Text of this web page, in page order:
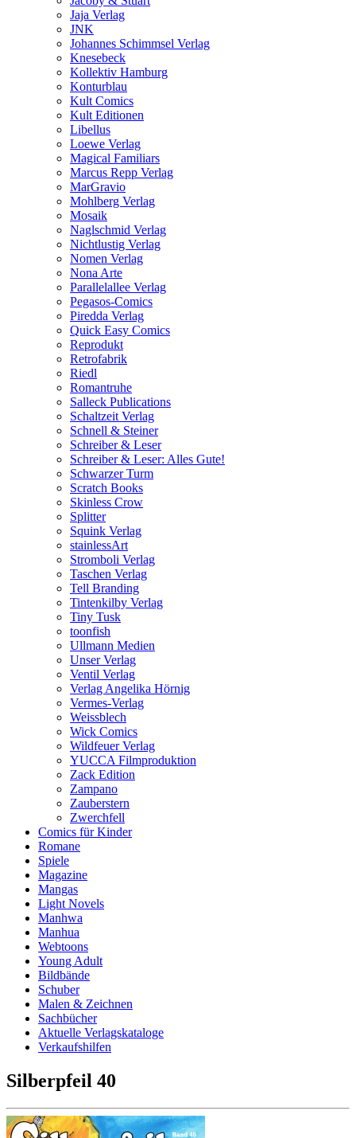
Jaja Verlag
JNK
Johannes Schimmsel Verlag
Knesebeck
Kollektiv Hamburg
Konturblau
Kult Comics
Kult Editionen
Libellus
Loewe Verlag
Magical Familiars
Marcus Repp Verlag
MarGravio
Mohlberg Verlag
Mosaik
Naglschmid Verlag
Nichtlustig Verlag
Nomen Verlag
Nona Arte
Parallelallee Verlag
Pegasos-Comics
Piredda Verlag
Quick Easy Comics
Reprodukt
Retrofabrik
Riedl
Romantruhe
Salleck Publications
Schaltzeit Verlag
Schnell & Steiner
Schreiber & Leser
Schreiber & Leser: Alles Gute!
Schwarzer Turm
Scratch Books
Skinless Crow
Splitter
Squink Verlag
stainlessArt
Stromboli Verlag
Taschen Verlag
Tell Branding
Tintenkilby Verlag
Tiny Tusk
toonfish
Ullmann Medien
Unser Verlag
Ventil Verlag
Verlag Angelika Hörnig
Vermes-Verlag
Weissblech
Wick Comics
Wildfeuer Verlag
YUCCA Filmproduktion
Zack Edition
Zampano
Zauberstern
Zwerchfell
Comics für Kinder
Romane
Spiele
Magazine
Mangas
Light Novels
Manhwa
Manhua
Webtoons
Young Adult
Bildbände
Schuber
Malen & Zeichnen
Sachbücher
Aktuelle Verlagskataloge
Verkaufshilfen
Silberpfeil 40